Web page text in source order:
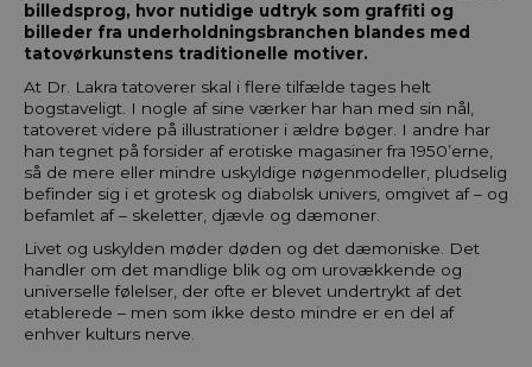
billedsprog, hvor nutidige udtryk som graffiti og
billeder fra underholdningsbranchen blandes med
tatovørkunstens traditionelle motiver.
At Dr. Lakra tatoverer skal i flere tilfælde tages helt
bogstaveligt. I nogle af sine værker har han med sin nål,
tatoveret videre på illustrationer i ældre bøger. I andre har
han tegnet på forsider af erotiske magasiner fra 1950’erne,
så de mere eller mindre uskyldige nøgenmodeller, pludselig
befinder sig i et grotesk og diabolsk univers, omgivet af – og
befamlet af – skeletter, djævle og dæmoner.
Livet og uskylden møder døden og det dæmoniske. Det
handler om det mandlige blik og om urovækkende og
universelle følelser, der ofte er blevet undertrykt af det
etablerede – men som ikke desto mindre er en del af
enhver kulturs nerve.